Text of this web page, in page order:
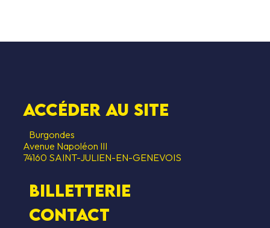
Accéder au SITE
Burgondes
Avenue Napoléon III
74160 SAINT-JULIEN-EN-GENEVOIS
Billetterie
Contact